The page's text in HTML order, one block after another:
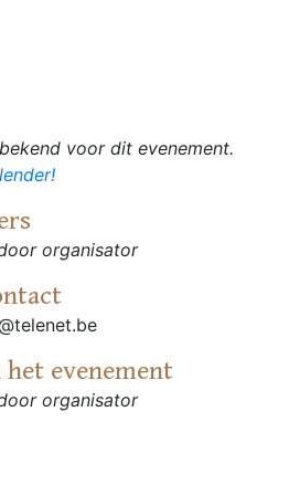
voor dit evenement.
organisator
het evenement
organisator